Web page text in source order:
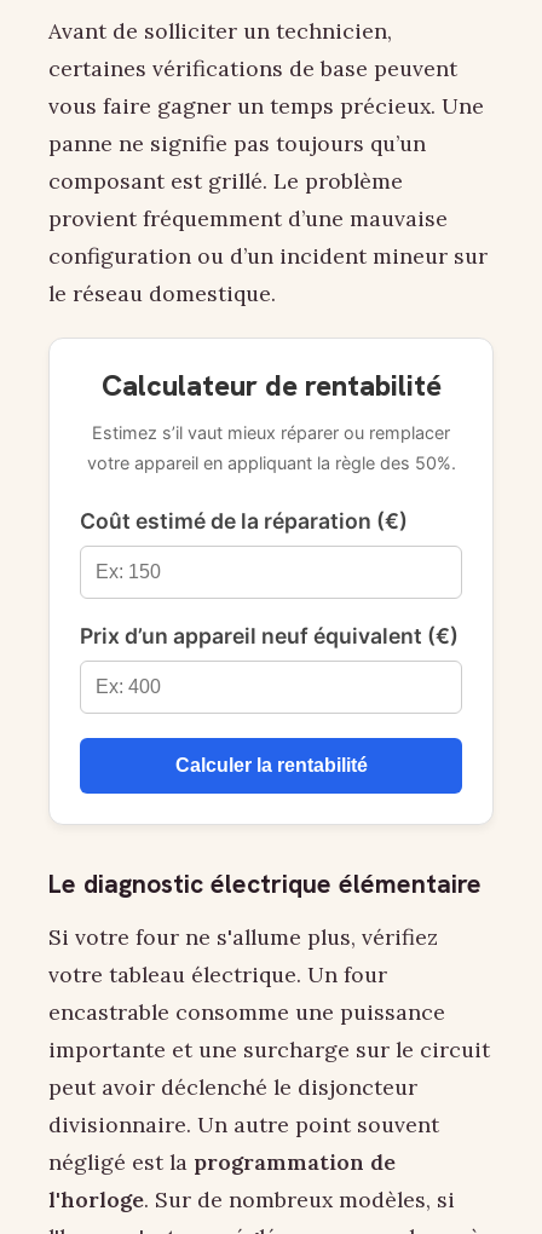
Avant de solliciter un technicien,
certaines vérifications de base peuvent
vous faire gagner un temps précieux. Une
panne ne signifie pas toujours qu’un
composant est grillé. Le problème
provient fréquemment d’une mauvaise
configuration ou d’un incident mineur sur
le réseau domestique.
Calculateur de rentabilité
Estimez s’il vaut mieux réparer ou remplacer
votre appareil en appliquant la règle des 50%.
Coût estimé de la réparation (€)
Prix d’un appareil neuf équivalent (€)
Calculer la rentabilité
Le diagnostic électrique élémentaire
Si votre four ne s'allume plus, vérifiez
votre tableau électrique. Un four
encastrable consomme une puissance
importante et une surcharge sur le circuit
peut avoir déclenché le disjoncteur
divisionnaire. Un autre point souvent
négligé est la programmation de
l'horloge. Sur de nombreux modèles, si